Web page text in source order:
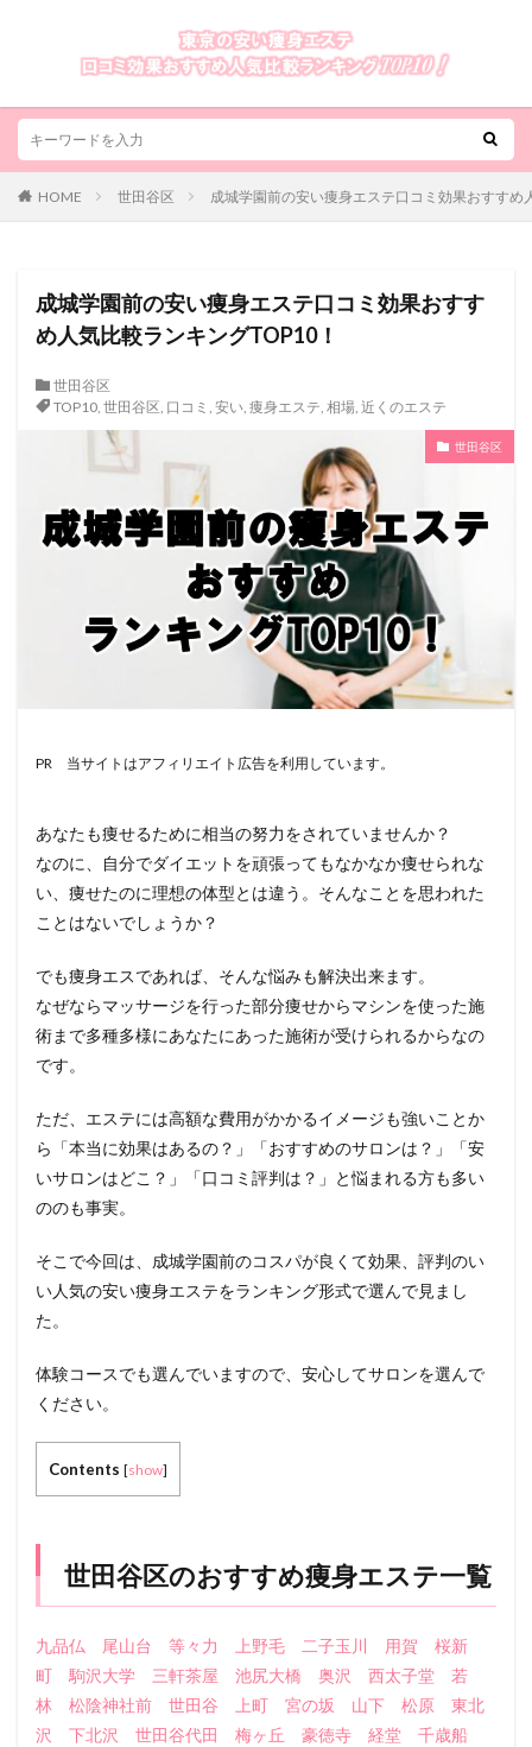
HOME 世田谷区 成城学園前の安い痩身エステ口コミ効果おすすめ
成城学園前の安い痩身エステ口コミ効果おすす
め人気比較ランキングTOP10！
世田谷区
TOP10, 世田谷区, 口コミ , 安い, 痩身エステ, 相場, 近くのエステ
世田谷区
PR 当サイトはアフィリエイト広告を利用しています。
あなたも痩せるために相当の努力をされていませんか？
なのに、自分でダイエットを頑張ってもなかなか痩せられな
い、痩せたのに理想の体型とは違う。そんなことを思われた
ことはないでしょうか？
でも痩身エスであれば、そんな悩みも解決出来ます。
なぜならマッサージを行った部分痩せからマシンを使った施
術まで多種多様にあなたにあった施術が受けられるからなの
です。
ただ、エステには高額な費用がかかるイメージも強いことか
ら「本当に効果はあるの？」「おすすめのサロンは？」「安
いサロンはどこ？」「口コミ評判は？」と悩まれる方も多い
ののも事実。
そこで今回は、成城学園前のコスパが良くて効果、評判のい
い人気の安い痩身エステをランキング形式で選んで見まし
た。
体験コースでも選んでいますので、安心してサロンを選んで
ください。
Contents [show]
世田谷区のおすすめ痩身エステ一覧
九品仏 尾山台 等々力 上野毛 二子玉川 用賀
桜新
町
駒沢大学 三軒茶屋 池尻大橋 奥沢 西太子堂
若
林
松陰神社前 世田谷 上町 宮の坂 山下 松原
東北
沢
下北沢 世田谷代田 梅ヶ丘 豪徳寺 経堂
千歳船